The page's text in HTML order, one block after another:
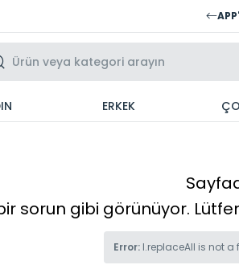
ERKEK
sorun gibi görünüyor.
Error: l.replaceAll is not a